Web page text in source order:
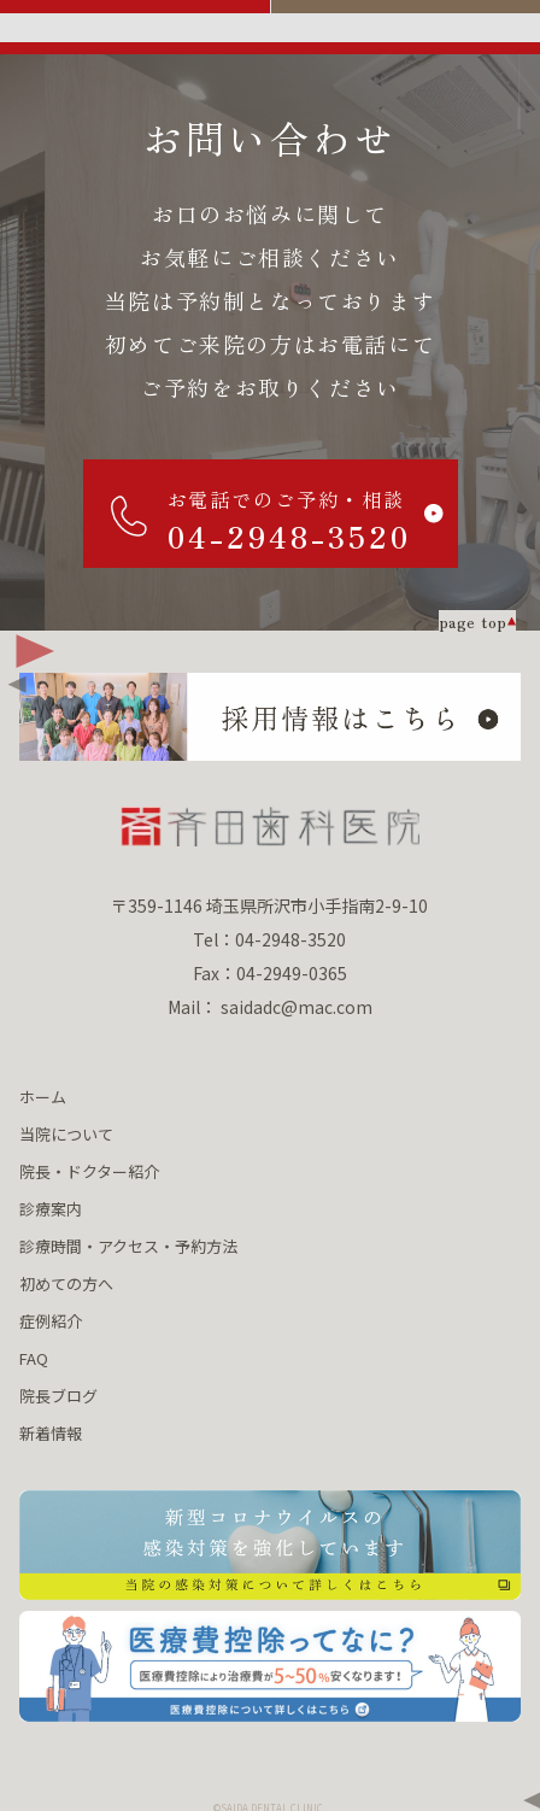
お問い合わせ
お口のお悩みに関して
お気軽にご相談ください
当院は予約制となっております
初めてご来院の方はお電話にて
ご予約をお取りください
お電話でのご予約・相談
04-2948-3520
page top
〒359-1146 埼玉県所沢市小手指南2-9-10
Tel：04-2948-3520
Fax：04-2949-0365
Mail： saidadc@mac.com
©SAIDA DENTAL CLINIC.
ホーム
当院について
院長・ドクター紹介
診療案内
診療時間・アクセス・予約方法
初めての方へ
症例紹介
FAQ
院長ブログ
新着情報